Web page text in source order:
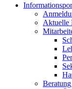
Aktuelle